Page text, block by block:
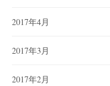
2017年4月
2017年3月
2017年2月